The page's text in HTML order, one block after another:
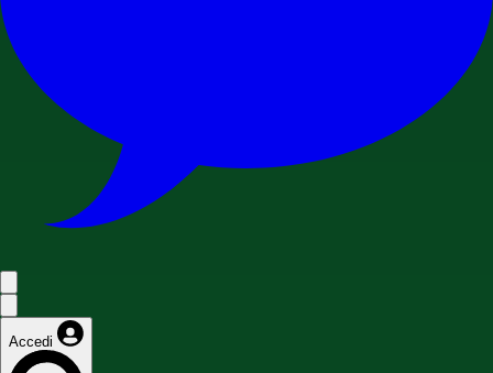
Accedi